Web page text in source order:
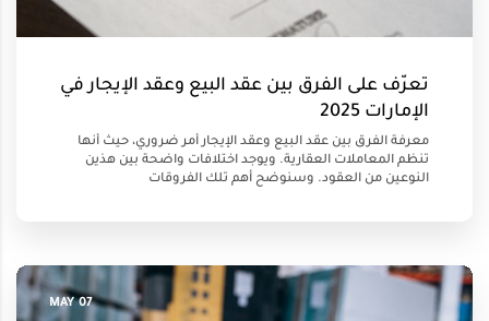
تعرّف على الفرق بين عقد البيع وعقد الإيجار في
الإمارات 2025
معرفة الفرق بين عقد البيع وعقد الإيجار أمر ضروري، حيث أنها
تنظم المعاملات العقارية. ويوجد اختلافات واضحة بين هذين
النوعين من العقود. وسنوضح أهم تلك الفروقات
07 MAY